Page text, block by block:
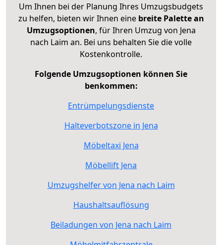
Um Ihnen bei der Planung Ihres Umzugsbudgets
zu helfen, bieten wir Ihnen eine breite Palette an
Umzugsoptionen, für Ihren Umzug von Jena
nach Laim an. Bei uns behalten Sie die volle
Kostenkontrolle.
Folgende Umzugsoptionen können Sie
benkommen:
Entrümpelungsdienste
Halteverbotszone in Jena
Möbeltaxi Jena
Möbellift Jena
Umzugshelfer von Jena nach Laim
Haushaltsauflösung
Beiladungen von Jena nach Laim